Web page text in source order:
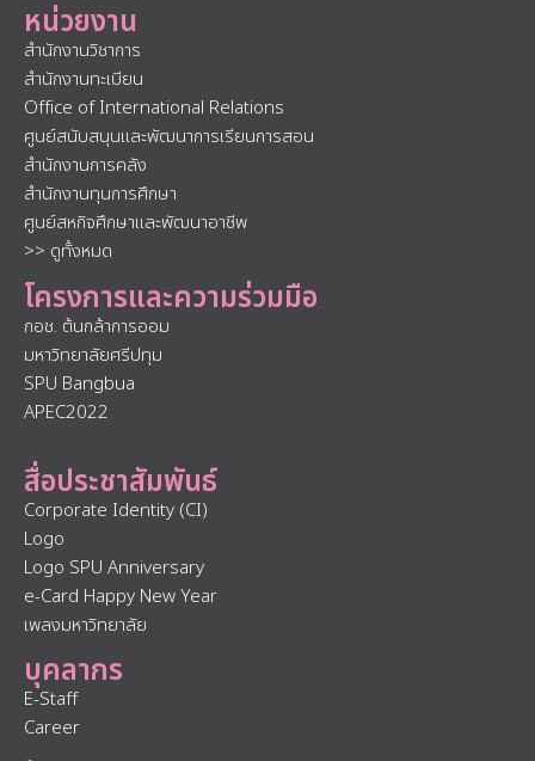
หน่วยงาน
สำนักงานวิชาการ
สำนักงานทะเบียน
Office of International Relations
ศูนย์สนับสนุนและพัฒนาการเรียนการสอน
สำนักงานการคลัง
สำนักงานทุนการศึกษา
ศูนย์สหกิจศึกษาและพัฒนาอาชีพ
>> ดูทั้งหมด
โครงการและความร่วมมือ
กอช. ต้นกล้าการออม
มหาวิทยาลัยศรีปทุม
SPU Bangbua
APEC2022
สื่อประชาสัมพันธ์
Corporate Identity (CI)
Logo
Logo SPU Anniversary
e-Card Happy New Year
เพลงมหาวิทยาลัย
บุคลากร
E-Staff
Career